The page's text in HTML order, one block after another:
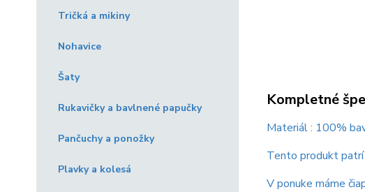
Tričká a mikiny
Nohavice
Šaty
Rukavičky a bavlnené papučky
Pančuchy a ponožky
Plavky a kolesá
Kompletné
Materiál : 100%
Tento produkt patrí
V ponuke máme